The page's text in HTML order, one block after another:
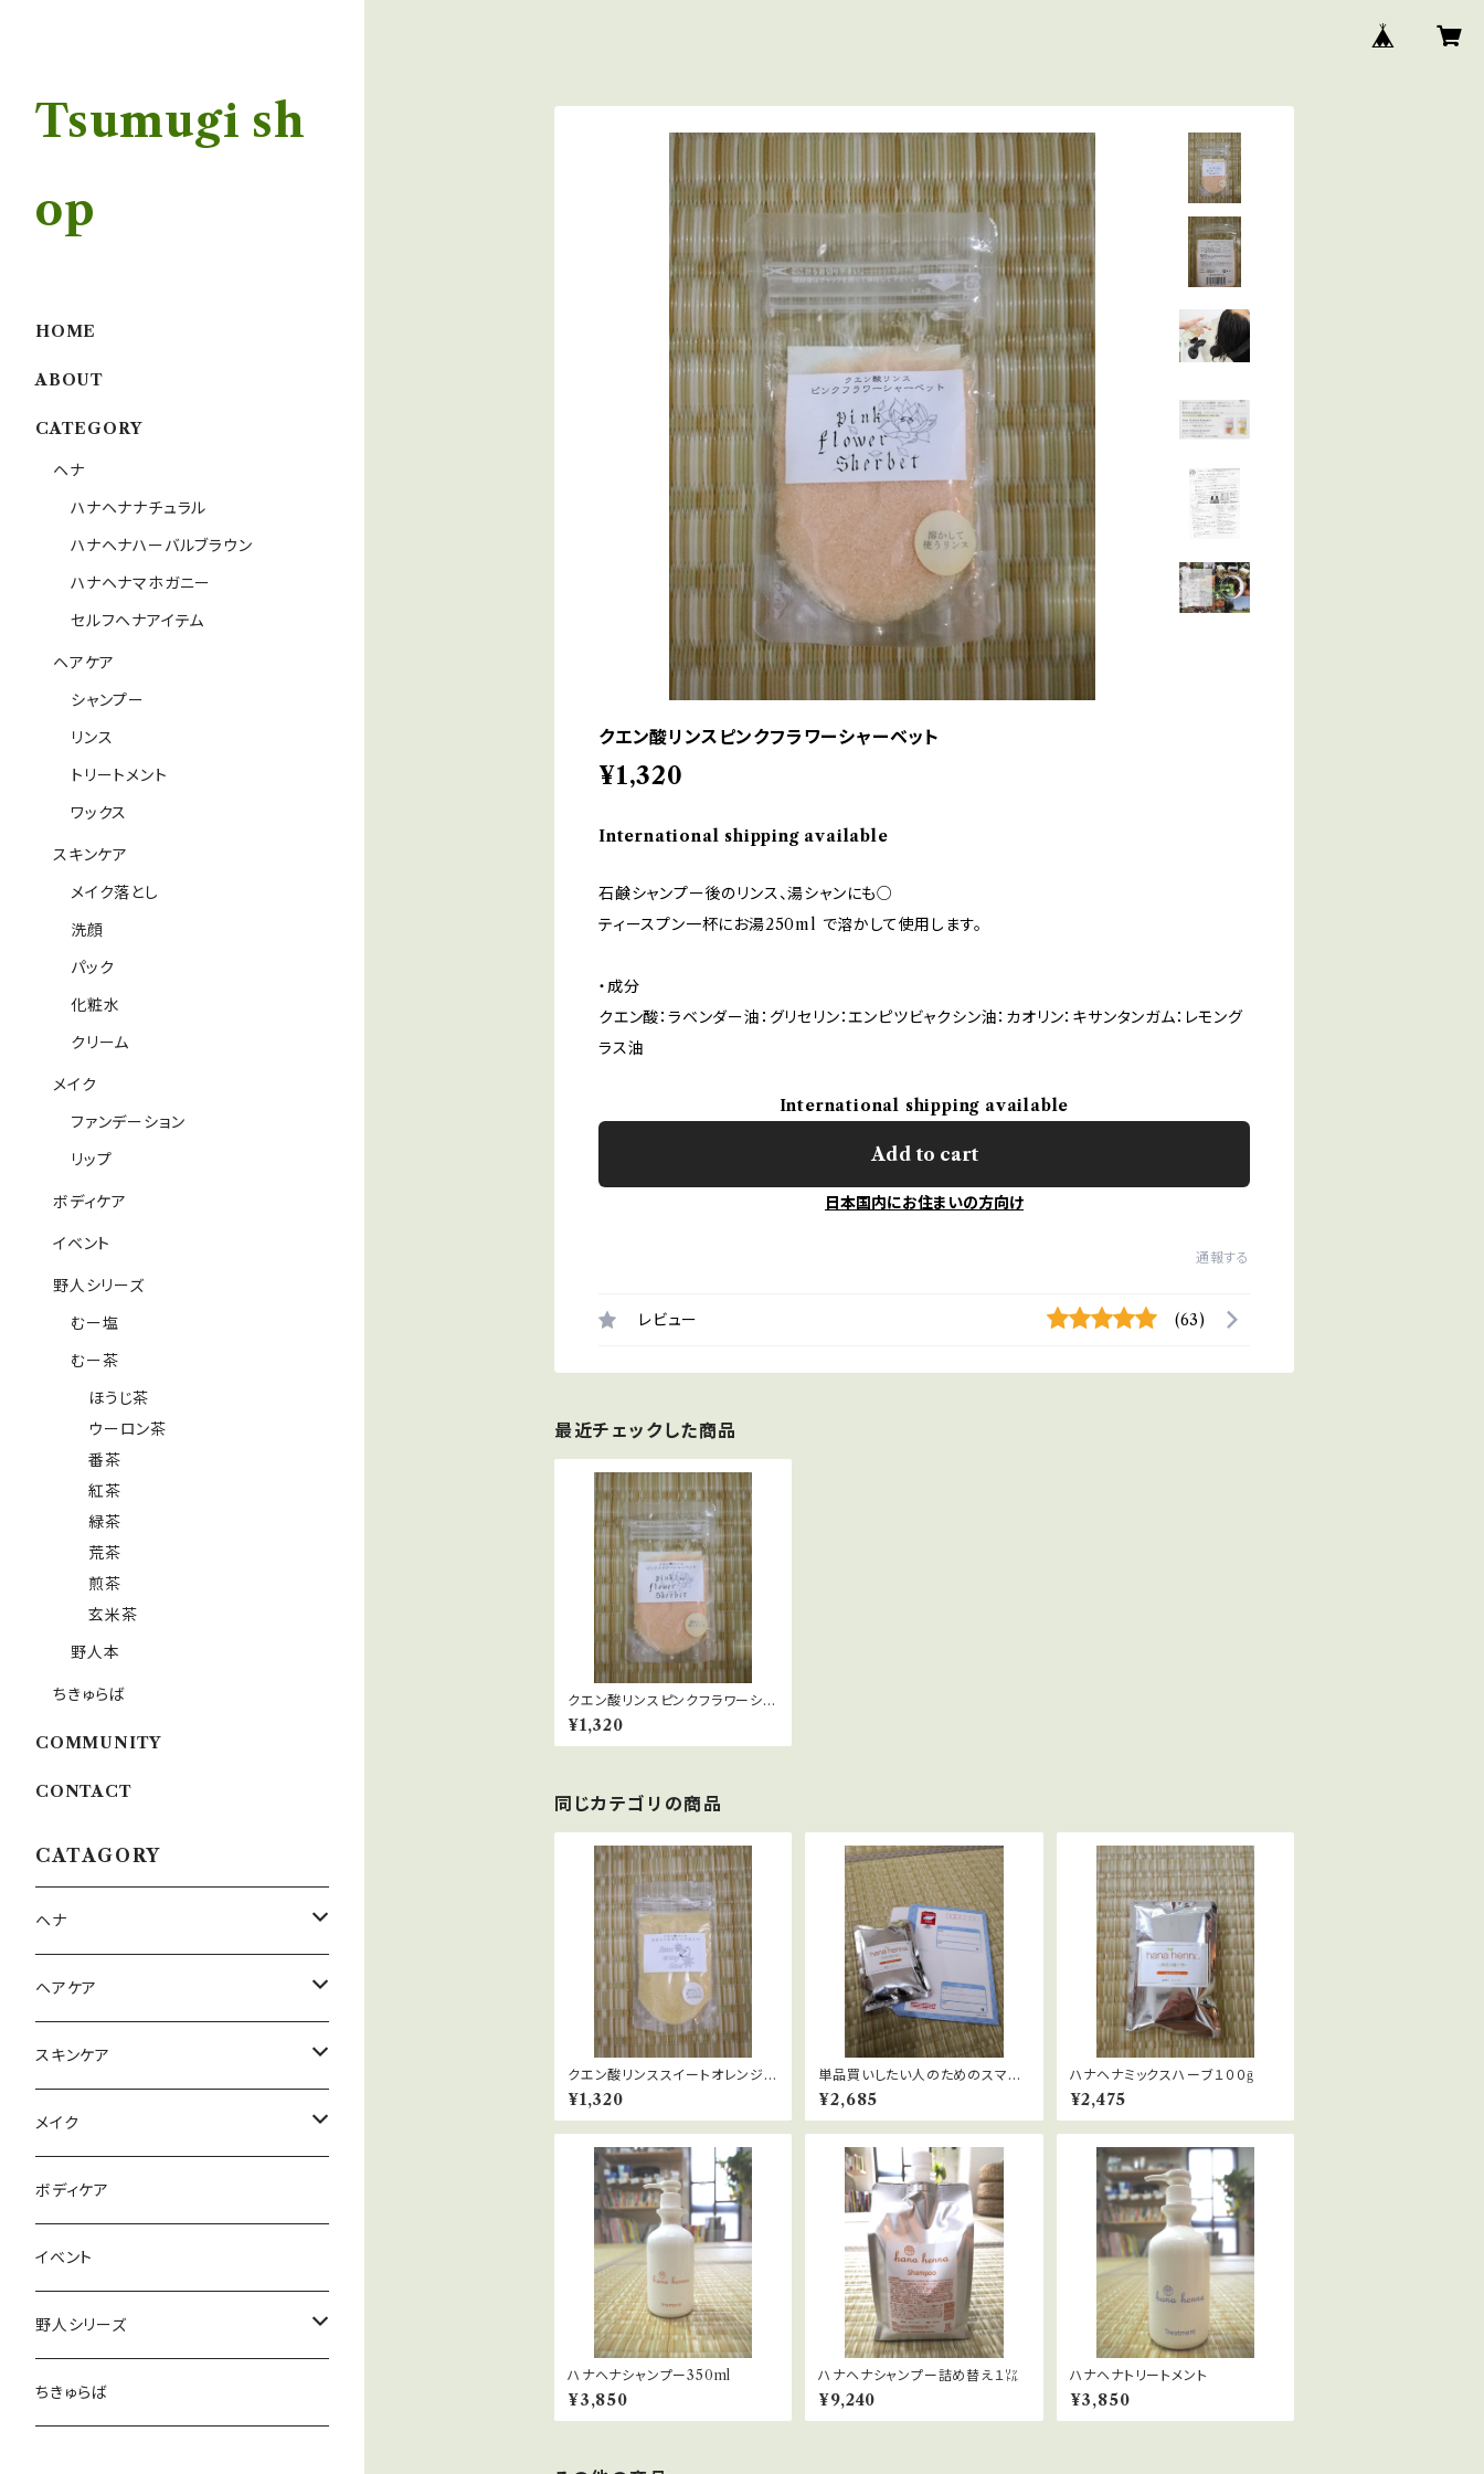
クエン酸リンスピンクフラワーシャーベット
¥1,320
International shipping available
石鹸シャンプー後のリンス、湯シャンにも○
ティースプン一杯にお湯250ml で溶かして使用します。
・成分
クエン酸：ラベンダー油：グリセリン：エンピツビャクシン油：カオリン：キサンタンガム：レモング
ラス油
International shipping available
Add to cart
日本国内にお住まいの方向け
通報する
レビュー (63)
最近チェックした商品
クエン酸リンスピンクフラワーシャ
ーベット
¥1,320
同じカテゴリの商品
クエン酸リンススイートオレンジス
ノー
¥1,320
単品買いしたい人のためのスマー
トレターで送るハナヘナミックスハ
ーブ100g
¥2,685
ハナヘナミックスハーブ１００ḡ
¥2,475
ハナヘナシャンプー350ml
¥3,850
ハナヘナシャンプー詰め替え１㍑
¥9,240
ハナヘナトリートメント
¥3,850
Tsumugi sh
op
HOME
ABOUT
CATEGORY
ヘナ
ハナヘナナチュラル
ハナヘナハーバルブラウン
ハナヘナマホガニー
セルフヘナアイテム
ヘアケア
シャンプー
リンス
トリートメント
ワックス
スキンケア
メイク落とし
洗顔
パック
化粧水
クリーム
メイク
ファンデーション
リップ
ボディケア
イベント
野人シリーズ
むー塩
むー茶
ほうじ茶
ウーロン茶
番茶
紅茶
緑茶
荒茶
煎茶
玄米茶
野人本
ちきゅらば
COMMUNITY
CONTACT
CATAGORY
ヘナ
ハナヘナナチュラル
ハナヘナハーバルブラウン
ハナヘナマホガニー
セルフヘナアイテム
ヘアケア
シャンプー
リンス
トリートメント
ワックス
スキンケア
メイク落とし
洗顔
パック
化粧水
クリーム
メイク
ファンデーション
リップ
ボディケア
イベント
野人シリーズ
むー塩
ちきゅらば